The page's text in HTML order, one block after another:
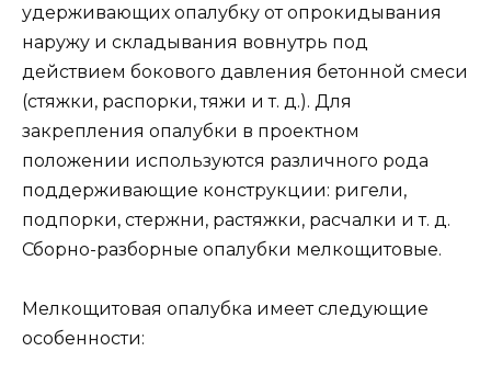
удерживающих опалубку от опрокидывания
наружу и складывания вовнутрь под
действием бокового давления бетонной смеси
(стяжки, распорки, тяжи и т. д.). Для
закрепления опалубки в проектном
положении используются различного рода
поддерживающие конструкции: ригели,
подпорки, стержни, растяжки, расчалки и т. д.
Сборно-разборные опалубки мелкощитовые.
Мелкощитовая опалубка имеет следующие
особенности: